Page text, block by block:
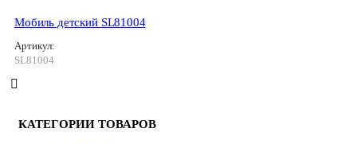
Мобиль детский SL81004
Артикул:
SL81004
КАТЕГОРИИ ТОВАРОВ